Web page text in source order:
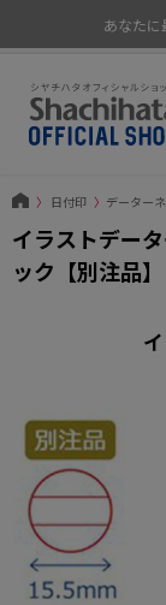
あなた
〉 日付印 〉 データー
イラストデー
ック【別注品】